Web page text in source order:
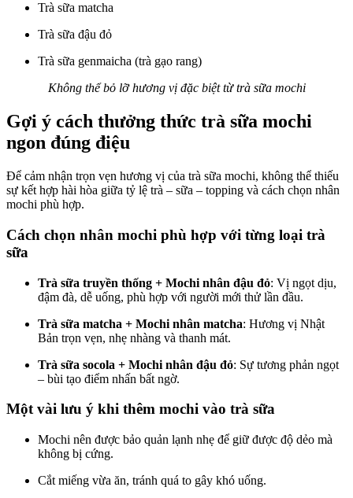
Trà sữa matcha
Trà sữa đậu đỏ
Trà sữa genmaicha (trà gạo rang)
Không thể bỏ lỡ hương vị đặc biệt từ trà sữa mochi
Gợi ý cách thưởng thức trà sữa mochi
ngon đúng điệu
Để cảm nhận trọn vẹn hương vị của trà sữa mochi, không thể thiếu
sự kết hợp hài hòa giữa tỷ lệ trà – sữa – topping và cách chọn nhân
mochi phù hợp.
Cách chọn nhân mochi phù hợp với từng loại trà
sữa
Trà sữa truyền thống + Mochi nhân đậu đỏ: Vị ngọt dịu,
đậm đà, dễ uống, phù hợp với người mới thử lần đầu.
Trà sữa matcha + Mochi nhân matcha: Hương vị Nhật
Bản trọn vẹn, nhẹ nhàng và thanh mát.
Trà sữa socola + Mochi nhân đậu đỏ: Sự tương phản ngọt
– bùi tạo điểm nhấn bất ngờ.
Một vài lưu ý khi thêm mochi vào trà sữa
Mochi nên được bảo quản lạnh nhẹ để giữ được độ dẻo mà
không bị cứng.
Cắt miếng vừa ăn, tránh quá to gây khó uống.